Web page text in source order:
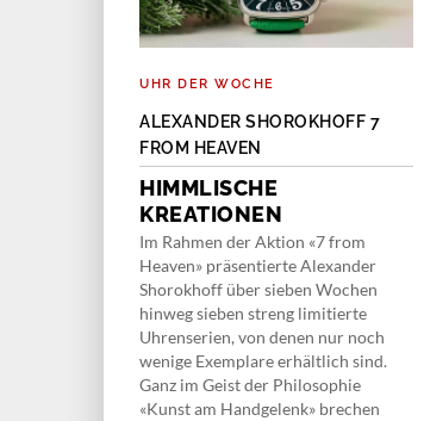
UHR DER WOCHE
ALEXANDER SHOROKHOFF 7
FROM HEAVEN
HIMMLISCHE
KREATIONEN
Im Rahmen der Aktion «7 from
Heaven» präsentierte Alexander
Shorokhoff über sieben Wochen
hinweg sieben streng limitierte
Uhrenserien, von denen nur noch
wenige Exemplare erhältlich sind.
Ganz im Geist der Philosophie
«Kunst am Handgelenk» brechen